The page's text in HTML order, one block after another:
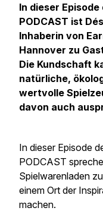
In dieser Episode
PODCAST ist
Inhaberin von
Hannover zu
Die Kundschaft
natürliche,
wertvolle
davon auch
In dieser Episode
PODCAST
Spielwarenladen
einem Ort der
machen.